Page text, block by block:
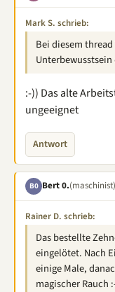
Mark S. schrieb:
Bei diesem
Unterbewusstsein
:-)) Das alte
ungeeignet
Antwort
B0 Bert 0.(maschinist)
Rainer D. schrieb:
Das bestellte
eingelötet. Nach
einige Male,
magischer Rauch